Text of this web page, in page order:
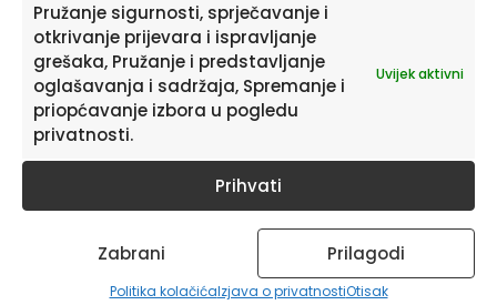
Pružanje sigurnosti, sprječavanje i
otkrivanje prijevara i ispravljanje
grešaka, Pružanje i predstavljanje
oglašavanja i sadržaja, Spremanje i
priopćavanje izbora u pogledu
privatnosti.
Uvijek aktivni
Prihvati
Zabrani Prilagodi
Politika kolačićaIzjava o privatnostiOtisak
Pretplatite se na naš Newsletter
Želite primati savjete i zanimljivosti o uređenju doma te
informacije o novim proizvodima i pogodnostima?